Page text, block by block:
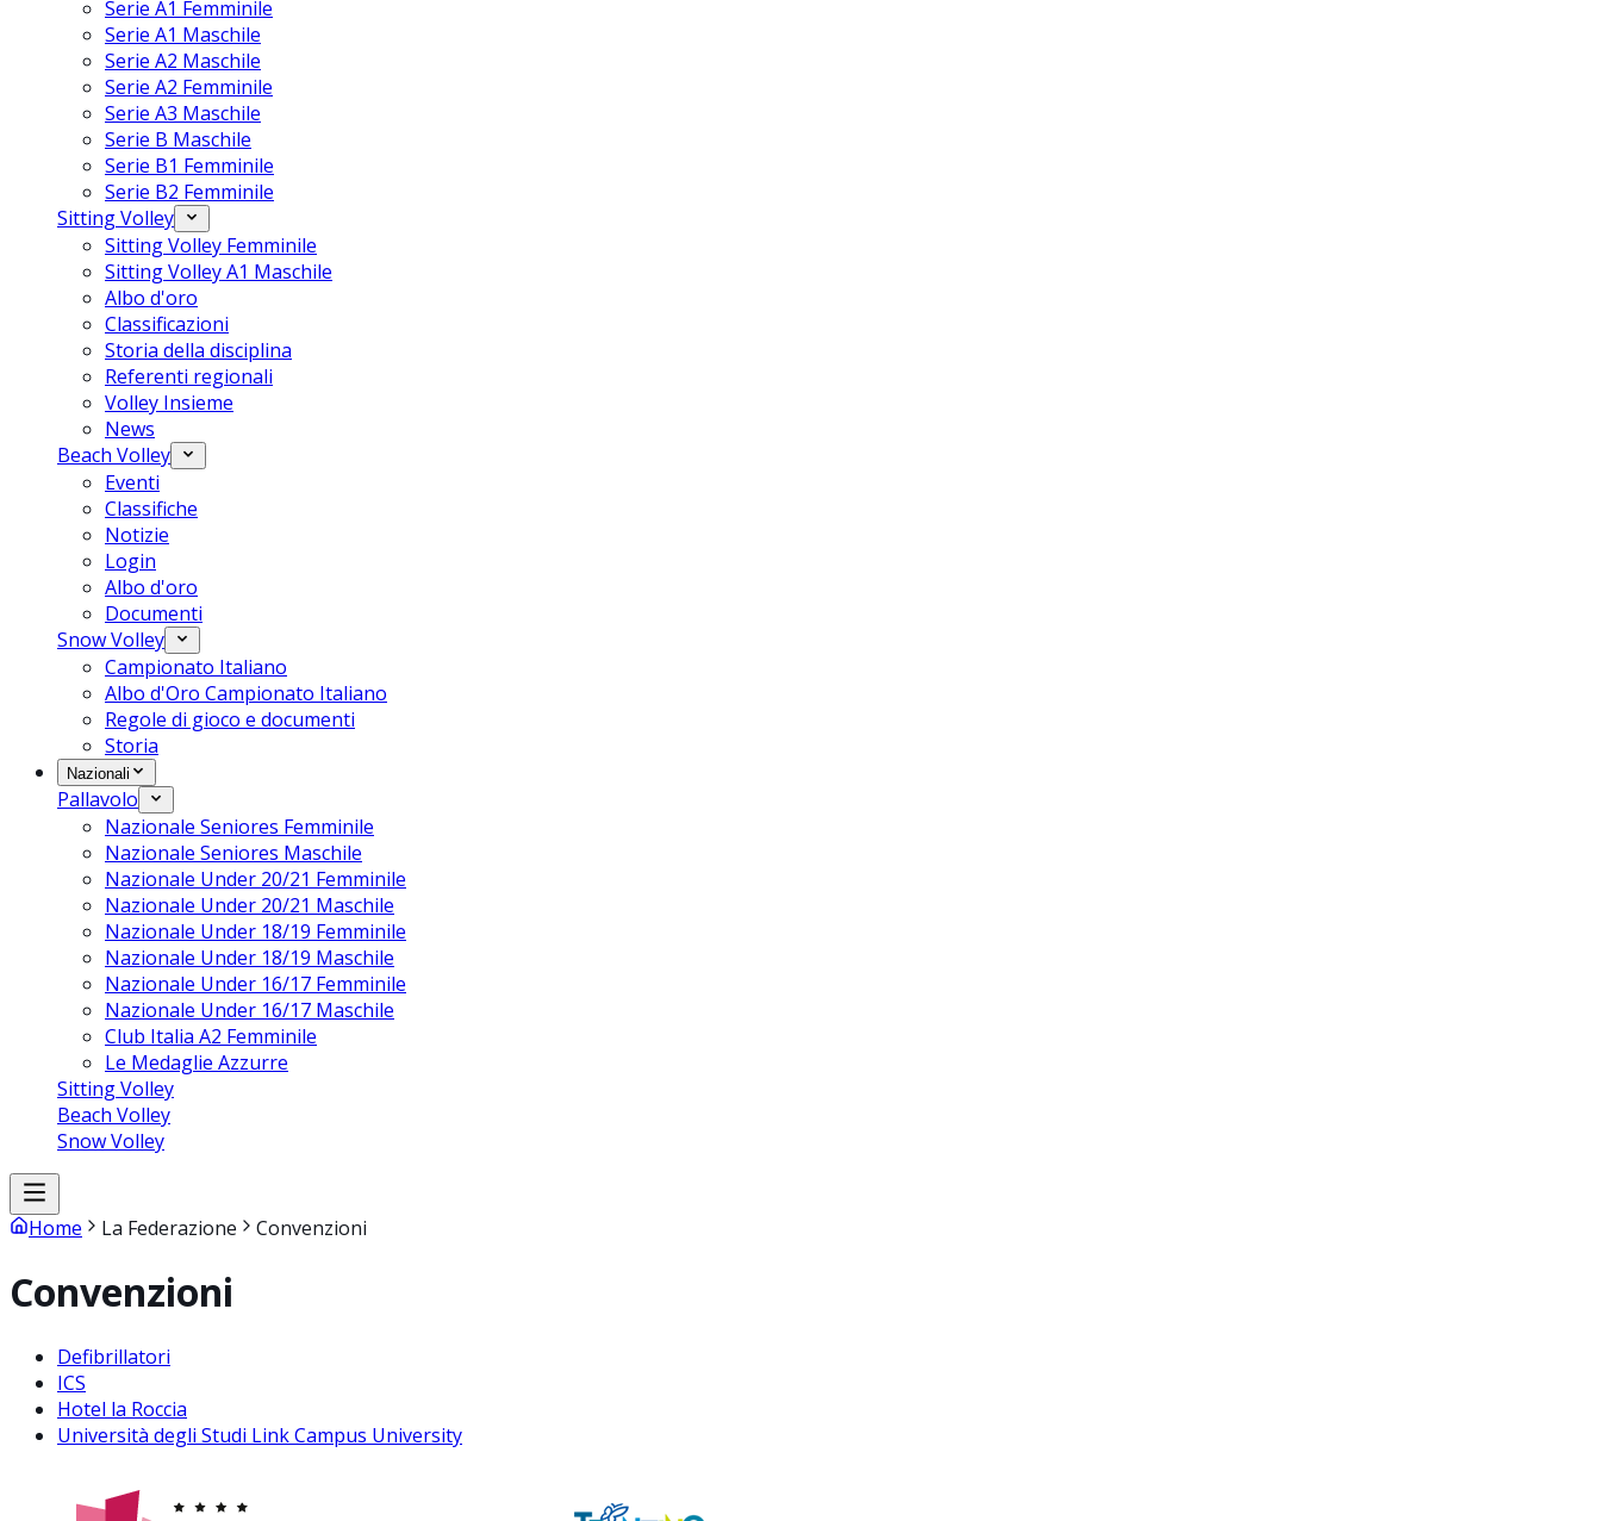
Serie A1 Femminile
Serie A1 Maschile
Serie A2 Maschile
Serie A2 Femminile
Serie A3 Maschile
Serie B Maschile
Serie B1 Femminile
Serie B2 Femminile
Sitting Volley
Sitting Volley Femminile
Sitting Volley A1 Maschile
Albo d'oro
Classificazioni
Storia della disciplina
Referenti regionali
Volley Insieme
News
Beach Volley
Eventi
Classifiche
Notizie
Login
Albo d'oro
Documenti
Snow Volley
Campionato Italiano
Albo d'Oro Campionato Italiano
Regole di gioco e documenti
Storia
Nazionali
Pallavolo
Nazionale Seniores Femminile
Nazionale Seniores Maschile
Nazionale Under 20/21 Femminile
Nazionale Under 20/21 Maschile
Nazionale Under 18/19 Femminile
Nazionale Under 18/19 Maschile
Nazionale Under 16/17 Femminile
Nazionale Under 16/17 Maschile
Club Italia A2 Femminile
Le Medaglie Azzurre
Sitting Volley
Beach Volley
Snow Volley
Home La Federazione Convenzioni
Convenzioni
Defibrillatori
ICS
Hotel la Roccia
Università degli Studi Link Campus University